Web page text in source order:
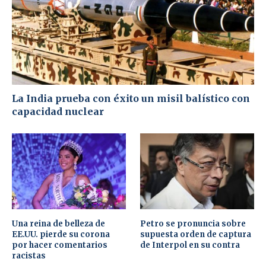
La India prueba con éxito un misil balístico con
capacidad nuclear
Una reina de belleza de
EE.UU. pierde su corona
por hacer comentarios
racistas
Petro se pronuncia sobre
supuesta orden de captura
de Interpol en su contra